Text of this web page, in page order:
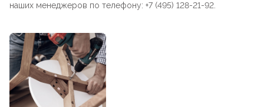
наших менеджеров по телефону: +7 (495) 128-21-92.